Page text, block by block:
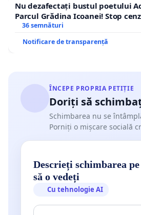
Nu dezafectați bustul poetului
Parcul Grădina Icoanei! Stop
36 semnături
Notificare de transparență
ÎNCEPE PROPRIA PETIȚIE
Doriți să
Schimbarea nu se
Porniți o mișcare socială
Descrieți schimbarea
să o vedeți
Cu tehnologie AI